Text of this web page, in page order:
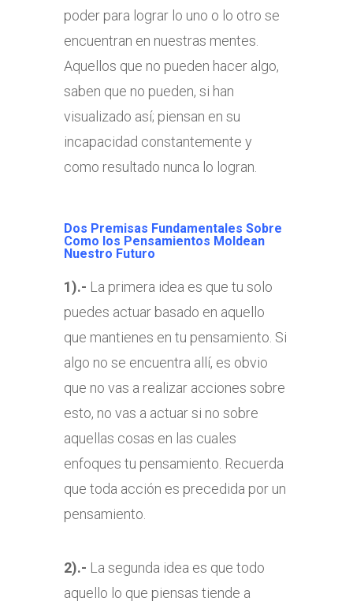
poder para lograr lo uno o lo otro se
encuentran en nuestras mentes.
Aquellos que no pueden hacer algo,
saben que no pueden, si han
visualizado así; piensan en su
incapacidad constantemente y
como resultado nunca lo logran.
Dos Premisas Fundamentales Sobre
Como los Pensamientos Moldean
Nuestro Futuro
1).- La primera idea es que tu solo
puedes actuar basado en aquello
que mantienes en tu pensamiento. Si
algo no se encuentra allí, es obvio
que no vas a realizar acciones sobre
esto, no vas a actuar si no sobre
aquellas cosas en las cuales
enfoques tu pensamiento. Recuerda
que toda acción es precedida por un
pensamiento.
2).- La segunda idea es que todo
aquello lo que piensas tiende a